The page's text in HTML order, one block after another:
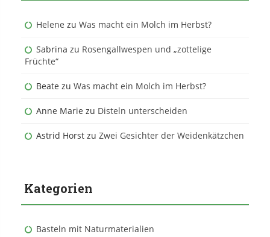
Helene zu Was macht ein Molch im Herbst?
Sabrina zu Rosengallwespen und „zottelige
Früchte“
Beate zu Was macht ein Molch im Herbst?
Anne Marie zu Disteln unterscheiden
Astrid Horst zu Zwei Gesichter der Weidenkätzchen
Kategorien
Basteln mit Naturmaterialien